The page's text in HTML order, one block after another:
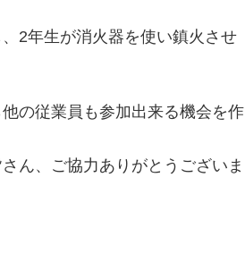
2年生が消火器を使い鎮火させ
の従業員も参加出来る機会を作
ん、ご協力ありがとうございま